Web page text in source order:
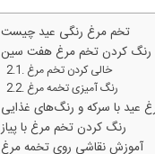
تخم مرغ رنگی عید چیست
رنگ کردن تخم مرغ هفت سین
خالی کردن تخم مرغ
رنگ آمیزی تخمه مرغ
عید با سرکه و رنگ‌های غذایی
رنگ کردن تخم مرغ با پیاز
آموزش نقاشی روی تخمه مرغ